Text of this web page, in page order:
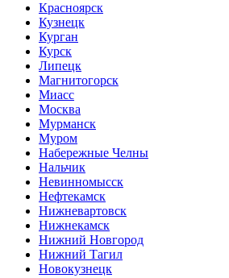
Красноярск
Кузнецк
Курган
Курск
Липецк
Магнитогорск
Миасс
Москва
Мурманск
Муром
Набережные Челны
Нальчик
Невинномысск
Нефтекамск
Нижневартовск
Нижнекамск
Нижний Новгород
Нижний Тагил
Новокузнецк